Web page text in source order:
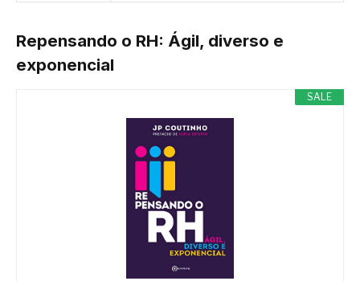
Repensando o RH: Ágil, diverso e
exponencial
SALE